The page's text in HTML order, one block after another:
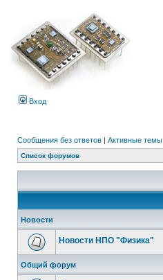
Вход
Сообщения без ответов | Активные темы
Список форумов
Новости
Новости НПО "Физика"
Общий форум